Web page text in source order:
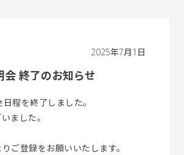
2025年7月1日
終了のお知らせ
程を終了しました。
ました。
ご登録をお願いいたします。